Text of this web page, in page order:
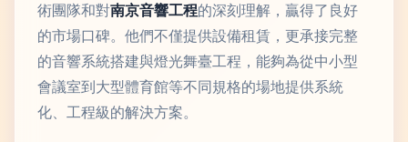
術團隊和對南京音響工程的深刻理解，贏得了良好
的市場口碑。他們不僅提供設備租賃，更承接完整
的音響系統搭建與燈光舞臺工程，能夠為從中小型
會議室到大型體育館等不同規格的場地提供系統
化、工程級的解決方案。